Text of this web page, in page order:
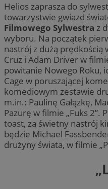
Helios zaprasza do
towarzystwie gwiazd
Filmowego Sylwestra z
wyboru. Na początek
nastrój z dużą prędkością
Cruz i Adam Driver w
powitanie Nowego Roku,
Cage w poruszającej
komediowym zestawie
m.in.: Paulinę Gałązkę,
Pazurę w filmie „Fuks 2”.
toast, za świetny nastrój
będzie Michael
drużyny świata, w filmie